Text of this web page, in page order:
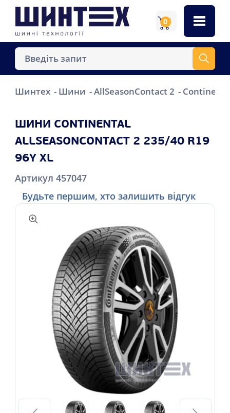
0
Шинтех Шини AllSeasonContact 2
ШИНИ CONTINENTAL
ALLSEASONCONTACT 2 235/40 R19
96Y XL
Артикул 457047
Будьте першим, хто залишить відгук